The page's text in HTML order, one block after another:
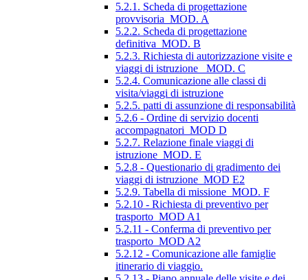
5.2.1. Scheda di progettazione
provvisoria_MOD. A
5.2.2. Scheda di progettazione
definitiva_MOD. B
5.2.3. Richiesta di autorizzazione visite e
viaggi di istruzione_ MOD. C
5.2.4. Comunicazione alle classi di
visita/viaggi di istruzione
5.2.5. patti di assunzione di responsabilità
5.2.6 - Ordine di servizio docenti
accompagnatori_MOD D
5.2.7. Relazione finale viaggi di
istruzione_MOD. E
5.2.8 - Questionario di gradimento dei
viaggi di istruzione_MOD E2
5.2.9. Tabella di missione_MOD. F
5.2.10 - Richiesta di preventivo per
trasporto_MOD A1
5.2.11 - Conferma di preventivo per
trasporto_MOD A2
5.2.12 - Comunicazione alle famiglie
itinerario di viaggio.